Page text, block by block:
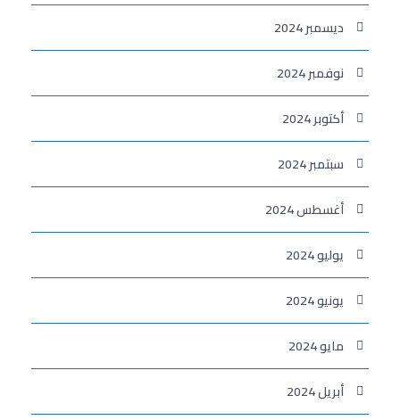
ديسمبر 2024
نوفمبر 2024
أكتوبر 2024
سبتمبر 2024
أغسطس 2024
يوليو 2024
يونيو 2024
مايو 2024
أبريل 2024